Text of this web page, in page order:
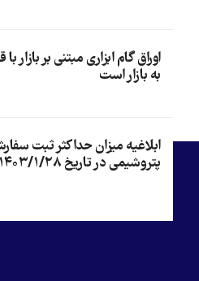
اوراق گام ابزاری مبتنی بر بازار
به بازار است
ابلاغیه میزان حداکثر ثبت
پتروشیمی در تاریخ ۱۴۰۳/۱/۲۸ از بورس کالا